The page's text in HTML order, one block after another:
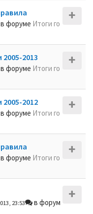
в форуме Итоги го
2013
в форуме Итоги го
2012
в форуме Итоги го
в форуме Итоги го
23:53
в форум